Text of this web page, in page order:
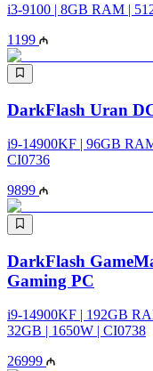
i3-9100 | 8GB RAM |
1199
DarkFlash Uran
i9-14900KF | 96GB
CI0736
9899
DarkFlash
Gaming PC
i9-14900KF | 192GB
32GB | 1650W | CI0738
26999